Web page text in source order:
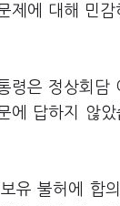
제에 대해 민
령은 정상회
답하지 않
유 불허에 합